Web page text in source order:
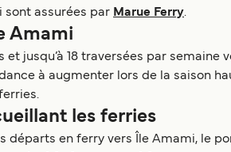
sont assurées par Marue Ferry.
Amami
et jusqu’à 18 traversées par
à augmenter lors de la saison
les ferries
départs en ferry vers Île Amami, le